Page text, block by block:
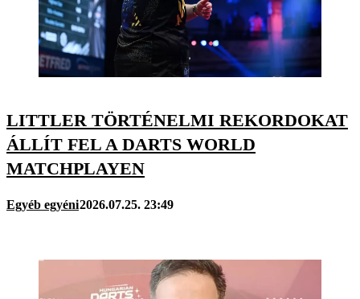
LITTLER TÖRTÉNELMI REKORDOKAT
ÁLLÍT FEL A DARTS WORLD
MATCHPLAYEN
Egyéb egyéni2026.07.25. 23:49